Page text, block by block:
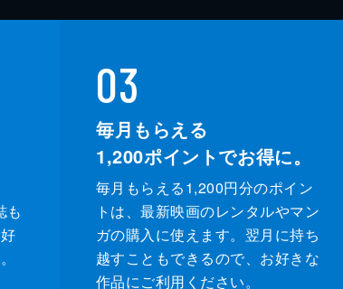
も
03
毎月もらえる
1,200ポイントでお得に。
毎月もらえる1,200円分のポイン
トは、最新映画のレンタルやマン
ガの購入に使えます。翌月に持ち
越すこともできるので、お好きな
作品にご利用ください。